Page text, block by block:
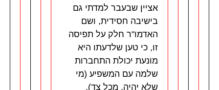
אציין שבעבר למדתי גם
בישיבה חסידית, ושם
האדמו"ר חלק על תפיסה
זו, כי טען שלדעתו היא
מונעת יכולת התחברות
שלמה עם המשפיע (מי
שלא יהיה, מכל צד).